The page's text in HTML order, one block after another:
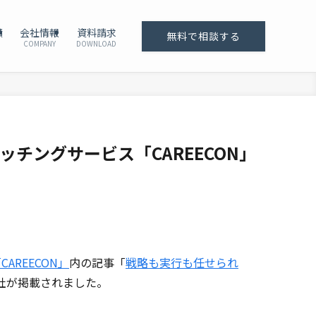
会社情報
COMPANY
資料請求
DOWNLOAD
無料で相談する
ングサービス「CAREECON」
」 内の記事「戦略も実行も任せられ
が掲載されました。